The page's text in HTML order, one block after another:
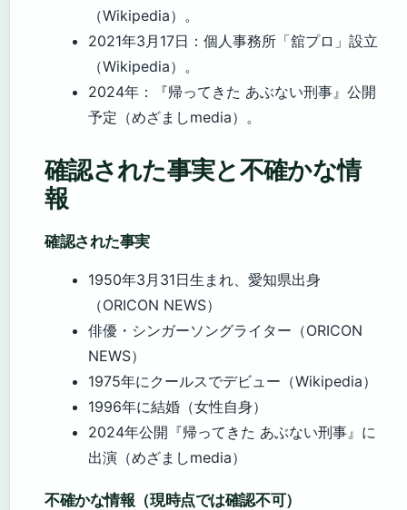
（Wikipedia）。
2021年3月17日 ：個人事務所「舘プロ」設立
（Wikipedia）。
2024年 ：『帰ってきた あぶない刑事』公開
予定（めざましmedia）。
確認された事実と不確かな情
報
確認された事実
1950年3月31日生まれ、愛知県出身
（ORICON NEWS）
俳優・シンガーソングライター（ORICON
NEWS）
1975年にクールスでデビュー（Wikipedia）
1996年に結婚（女性自身）
2024年公開『帰ってきた あぶない刑事』に
出演（めざましmedia）
不確かな情報（現時点では確認不可）